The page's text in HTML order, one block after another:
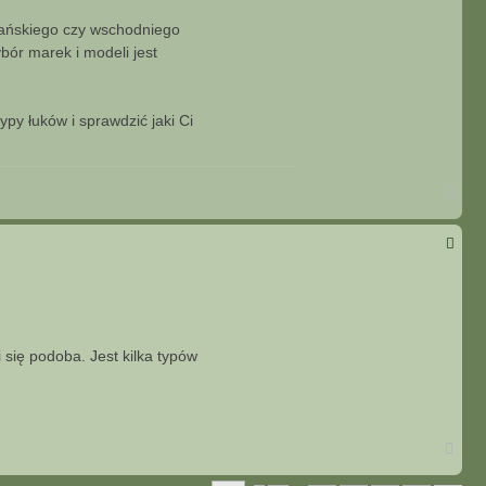
czy wschodniego
marek i modeli jest
łuków i sprawdzić jaki Ci
g
ó
podoba. Jest kilka typów
g